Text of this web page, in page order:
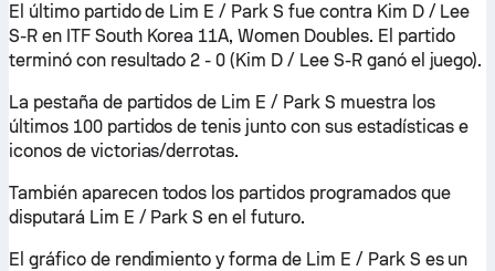
El último partido de Lim E / Park S fue contra Kim D / Lee
S-R en ITF South Korea 11A, Women Doubles. El partido
terminó con resultado 2 - 0 (Kim D / Lee S-R ganó el juego).
La pestaña de partidos de Lim E / Park S muestra los
últimos 100 partidos de tenis junto con sus estadísticas e
iconos de victorias/derrotas.
También aparecen todos los partidos programados que
disputará Lim E / Park S en el futuro.
El gráfico de rendimiento y forma de Lim E / Park S es un